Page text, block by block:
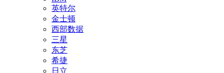
英特尔
金士顿
西部数据
三星
东芝
希捷
日立